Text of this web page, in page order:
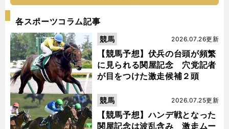
各スポーツコラム記事
【競馬予想】伏兵の台頭が頻繁
に見られる関屋記念 穴党記者
が目をつけた激走候補２頭
2026.07.26更新
競馬
【競馬予想】ハンデ戦となった
関屋記念は波乱含み 激走ムー
2026.07.25更新
競馬